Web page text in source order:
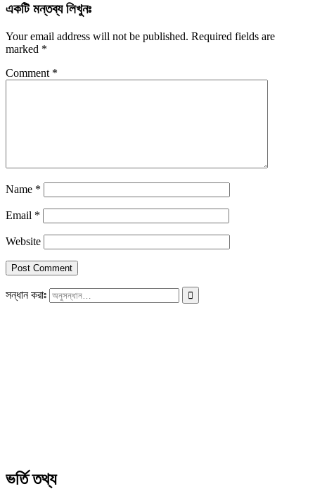
একটি মন্তব্য লিখুনঃ
Your email address will not be published. Required fields are
marked *
Comment *
Name *
Email *
Website
সন্ধান করাঃ
ভর্তি তথ্য